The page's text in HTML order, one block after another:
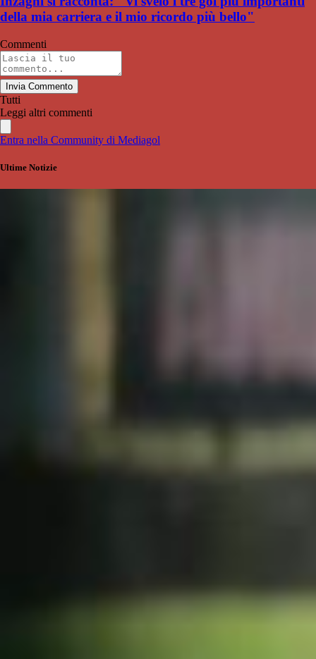
della mia carriera e il mio ricordo più bello"
Commenti
Invia Commento
Tutti
Leggi altri commenti
Entra nella Community di Mediagol
Ultime Notizie